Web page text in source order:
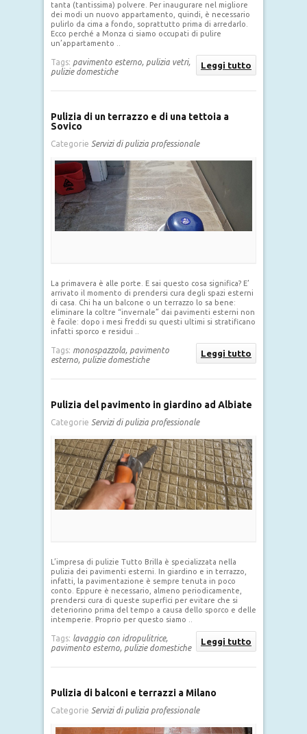
tanta (tantissima) polvere. Per inaugurare nel migliore
dei modi un nuovo appartamento, quindi, è necessario
pulirlo da cima a fondo, soprattutto prima di arredarlo.
Ecco perché a Monza ci siamo occupati di pulire
un’appartamento ..
Leggi tutto
Tags: pavimento esterno, pulizia vetri,
pulizie domestiche
Pulizia di un terrazzo e di una tettoia a
Sovico
Categorie Servizi di pulizia professionale
La primavera è alle porte. E sai questo cosa significa? E’
arrivato il momento di prendersi cura degli spazi esterni
di casa. Chi ha un balcone o un terrazzo lo sa bene:
eliminare la coltre “invernale” dai pavimenti esterni non
è facile: dopo i mesi freddi su questi ultimi si stratificano
infatti sporco e residui ..
Leggi tutto
Tags: monospazzola, pavimento
esterno, pulizie domestiche
Pulizia del pavimento in giardino ad Albiate
Categorie Servizi di pulizia professionale
L’impresa di pulizie Tutto Brilla è specializzata nella
pulizia dei pavimenti esterni. In giardino e in terrazzo,
infatti, la pavimentazione è sempre tenuta in poco
conto. Eppure è necessario, almeno periodicamente,
prendersi cura di queste superfici per evitare che si
deteriorino prima del tempo a causa dello sporco e delle
intemperie. Proprio per questo siamo ..
Leggi tutto
Tags: lavaggio con idropulitrice,
pavimento esterno, pulizie domestiche
Pulizia di balconi e terrazzi a Milano
Categorie Servizi di pulizia professionale